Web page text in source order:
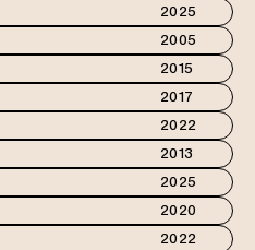
2025
2005
2015
2017
2022
2013
2025
2020
2022